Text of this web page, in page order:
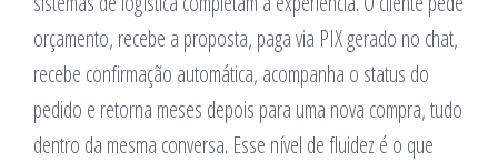
orçamento, recebe a proposta, paga via PIX gerado no chat,
recebe confirmação automática, acompanha o status do
pedido e retorna meses depois para uma nova compra, tudo
dentro da mesma conversa. Esse nível de fluidez é o que